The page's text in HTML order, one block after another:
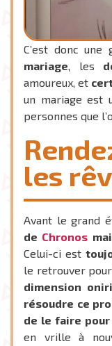
C’est donc une
mariage, les
amoureux, et
un mariage est
personnes que
les
Avant le grand
de Chronos
Celui-ci est
le retrouver
dimension
résoudre ce
de le faire
en vrille à